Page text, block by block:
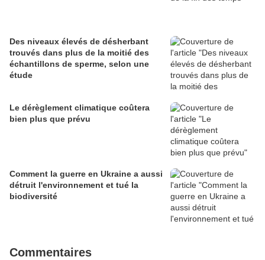
Des niveaux élevés de désherbant
trouvés dans plus de la moitié des
échantillons de sperme, selon une
étude
Le dérèglement climatique coûtera
bien plus que prévu
Comment la guerre en Ukraine a aussi
détruit l'environnement et tué la
biodiversité
Commentaires